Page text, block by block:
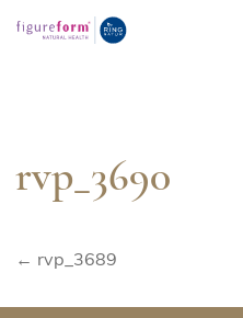
zum
rvp_3690
← rvp_3689